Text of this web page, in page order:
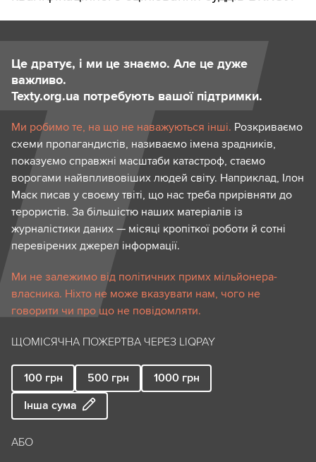
Це дратує, і ми це знаємо. Але це дуже
важливо.
Texty.org.ua потребують вашої підтримки.
Ми робимо те, на що не наважуються інші. Розкриваємо
схеми пропагандистів, називаємо імена зрадників,
показуємо справжні масштаби катастроф, стаємо
ворогами найвпливовіших людей світу. Наприклад, Ілон
Маск писав у своєму твіті, що нас треба прирівняти до
терористів. За більшістю наших матеріалів із
журналістики даних — місяці кропіткої роботи й сотні
перевірених джерел інформації.
Ми не залежимо від політичних примх мільйонера-
власника. Ніхто не може вказувати нам, чого не
говорити чи про що не повідомляти.
ЩОМІСЯЧНА ПОЖЕРТВА ЧЕРЕЗ LIQPAY
100 грн 500 грн 1000 грн
Інша сума
АБО